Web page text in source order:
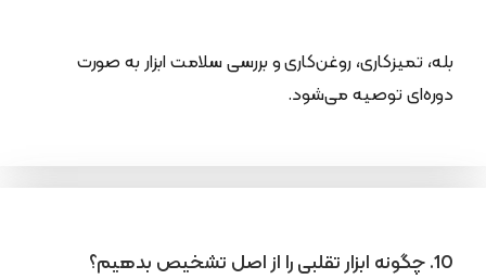
بله، تمیزکاری، روغن‌کاری و بررسی سلامت ابزار به صورت
دوره‌ای توصیه می‌شود.
10. چگونه ابزار تقلبی را از اصل تشخیص بدهیم؟